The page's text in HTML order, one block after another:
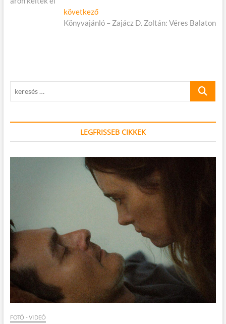
következőKövetkező
cikk:
Könyvajánló – Zajácz D. Zoltán: Véres Balaton
keresés
LEGFRISSEB CIKKEK
FOTÓ - VIDEÓ